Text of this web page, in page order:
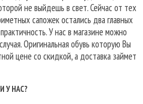
не выйдешь в свет. Сейчас от тех
сапожек остались два главных
У нас в магазине можно
Оригинальная обувь которую Вы
цене со скидкой, а доставка займет
У НАС?